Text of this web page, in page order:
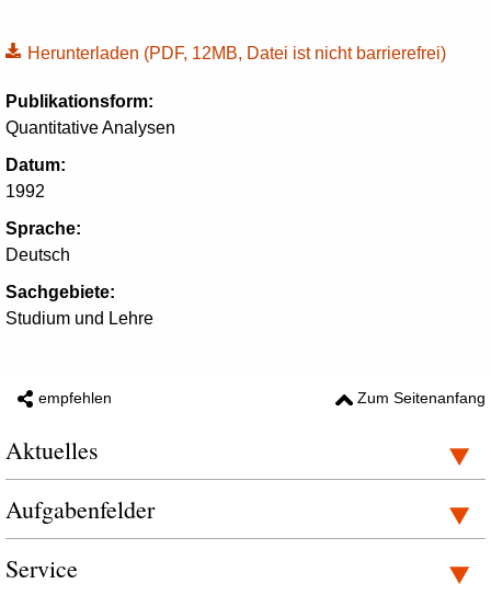
Herunterladen (PDF, 12MB, Datei ist nicht barrierefrei)
Publikationsform:
Quantitative Analysen
Datum:
1992
Sprache:
Deutsch
Sachgebiete:
Studium und Lehre
empfehlen Zum Seitenanfang
Aktuelles
Aufgabenfelder
Service